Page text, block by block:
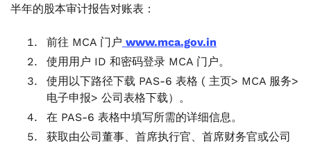
半年的股本审计报告对账表：
前往 MCA 门户 www.mca.gov.in
使用用户 ID 和密码登录 MCA 门户。
使用以下路径下载 PAS-6 表格 ( 主页> MCA 服务>
电子申报> 公司表格下载）。
在 PAS-6 表格中填写所需的详细信息。
获取由公司董事、首席执行官、首席财务官或公司